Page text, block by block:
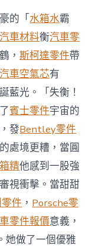
汽
車
炸
彈
OSDER
奧
斯
德
德
系
車
炸
傷
兩
人〉
中
的「水箱水霸
汽車材料衡汽車零
，斯柯達零件帶
汽車空氣芯有
藍光。「失衡！
了賓士零件宇宙的
發Bentley零件
處境更糟，當圓
精他感到一股強
視衝擊。當甜甜
件 ， Porsche零
零件報價意義，
她做了一個優雅